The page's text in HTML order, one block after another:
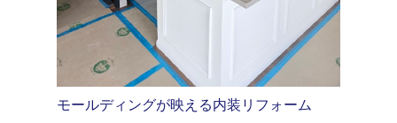
モールディングが映える内装リフォーム